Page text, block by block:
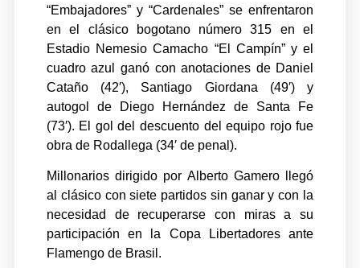
“Embajadores” y “Cardenales” se enfrentaron
en el clásico bogotano número 315 en el
Estadio Nemesio Camacho “El Campín” y el
cuadro azul ganó con anotaciones de Daniel
Cataño (42′), Santiago Giordana (49′) y
autogol de Diego Hernández de Santa Fe
(73′). El gol del descuento del equipo rojo fue
obra de Rodallega (34′ de penal).
Millonarios dirigido por Alberto Gamero llegó
al clásico con siete partidos sin ganar y con la
necesidad de recuperarse con miras a su
participación en la Copa Libertadores ante
Flamengo de Brasil.